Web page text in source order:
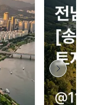
내
불러올 수 없습니다.
다.